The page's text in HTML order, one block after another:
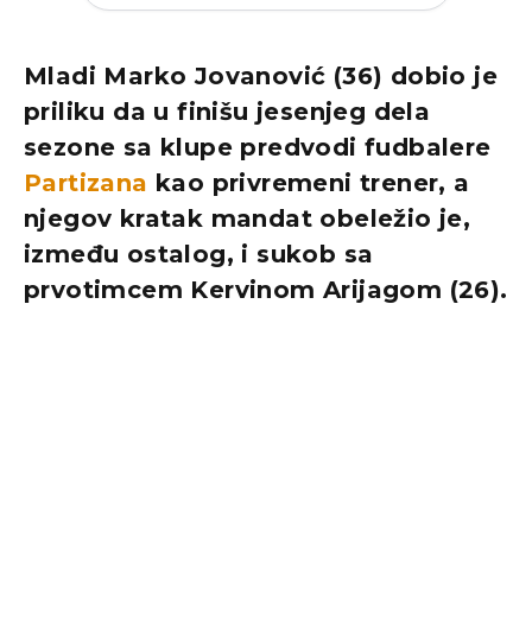
Mladi Marko Jovanović (36) dobio je
priliku da u finišu jesenjeg dela
sezone sa klupe predvodi fudbalere
Partizana kao privremeni trener, a
njegov kratak mandat obeležio je,
između ostalog, i sukob sa
prvotimcem Kervinom Arijagom (26).